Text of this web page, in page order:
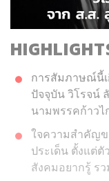
การสัมภาษณ์นี้
ปัจจุบัน วิโรจน์
นามพรรคก้าวไ
ใจความสำคัญ
ประเด็น ตั้งแต่
สังคมอยากรู้ ร